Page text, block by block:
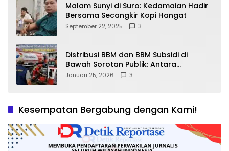
Malam Sunyi di Suro: Kedamaian Hadir
Bersama Secangkir Kopi Hangat
September 22, 2025 3
Distribusi BBM dan BBM Subsidi di
Bawah Sorotan Publik: Antara
Kepentingan Negara, Hak Konsumen,
Januari 25, 2026 3
Kesempatan Bergabung dengan Kami!